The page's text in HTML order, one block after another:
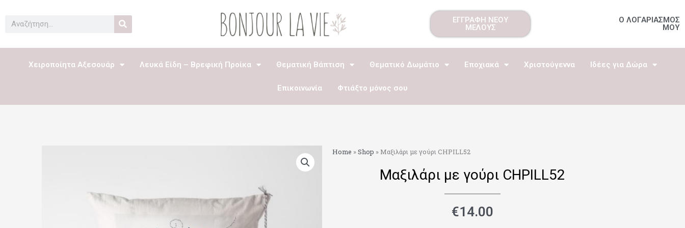
περιεχόμενο
Search
ΕΓΓΡΑΦΗ ΝΕΟΥ
ΜΕΛΟΥΣ
Ο ΛΟΓΑΡΙΑΣΜΟΣ
ΜΟΥ
Χειροποίητα Αξεσουάρ Λευκά Είδη – Βρεφική Προίκα Θεματική Βάπτιση Θεματικό Δωμάτιο Εποχιακά Χριστούγεννα Ιδέες για Δώρα
Επικοινωνία Φτιάξτο μόνος σου
Home »Shop » Μαξιλάρι με γούρι CHPILL52
Μαξιλάρι με γούρι CHPILL52
€14.00